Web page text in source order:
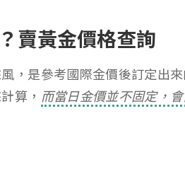
賣黃金價格查詢
，是參考國際金價後訂定出
算， 而當日金價並不固定，